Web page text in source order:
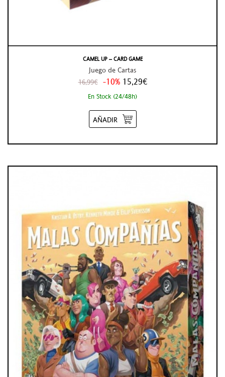
CAMEL UP – CARD GAME
Juego de Cartas
16,99€ -10% 15,29€
En Stock (24/48h)
AÑADIR